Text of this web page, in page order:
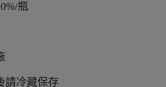
瓶
請冷藏保存